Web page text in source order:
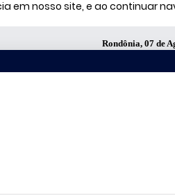
em nosso site, e ao continuar
Rondônia, 07 de